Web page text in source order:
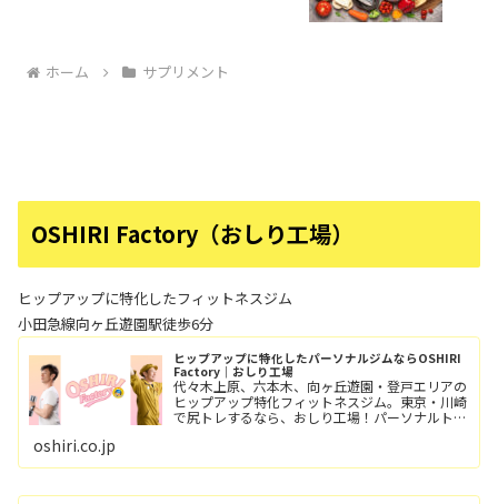
ホーム サプリメント
OSHIRI Factory（おしり工場）
ヒップアップに特化したフィットネスジム
小田急線向ヶ丘遊園駅徒歩6分
ヒップアップに特化したパーソナルジムならOSHIRI
Factory｜おしり工場
代々木上原、六本木、向ヶ丘遊園・登戸エリアの
ヒップアップ特化フィットネスジム。東京・川崎
で尻トレするなら、おしり工場！パーソナルトレ
駅/徒歩12分。
oshiri.co.jp